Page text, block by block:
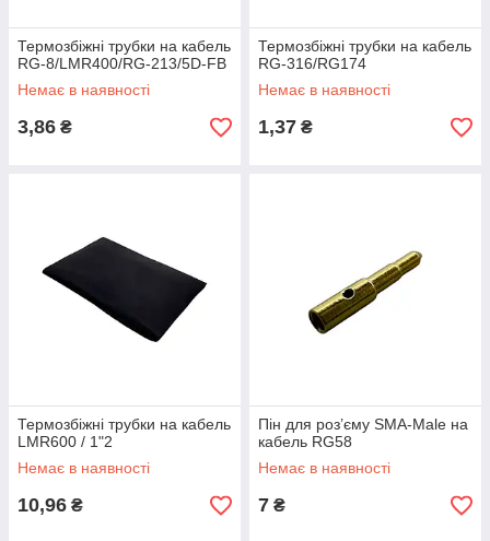
Термозбіжні трубки на кабель
RG-8/LMR400/RG-213/5D-FB
Немає в наявності
3,86 ₴
Термозбіжні трубки на кабель
RG-316/RG174
Немає в наявності
1,37 ₴
Термозбіжні трубки на кабель
LMR600 / 1"2
Немає в наявності
10,96 ₴
Пін для роз’єму SMA-Male на
кабель RG58
Немає в наявності
7 ₴